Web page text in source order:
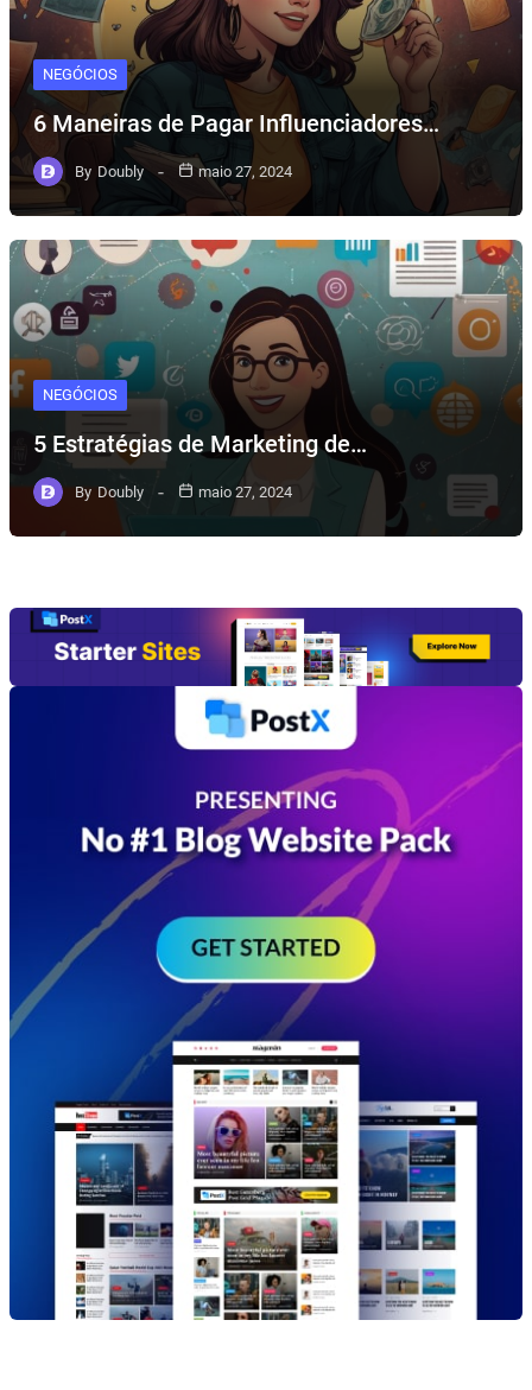
NEGÓCIOS
6 Maneiras de Pagar Influenciadores…
By Doubly maio 27, 2024
NEGÓCIOS
5 Estratégias de Marketing de…
By Doubly maio 27, 2024